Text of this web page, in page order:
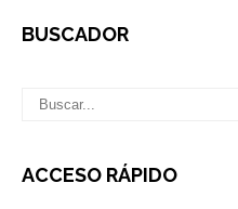
BUSCADOR
ACCESO RÁPIDO